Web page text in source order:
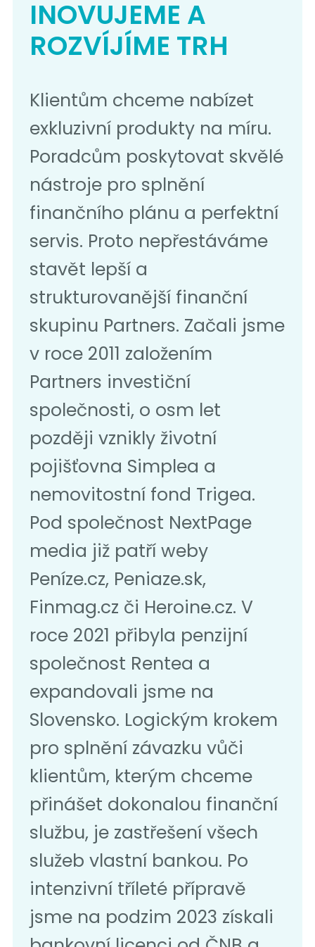
INOVUJEME A
ROZVÍJÍME TRH
Klientům chceme nabízet
exkluzivní produkty na míru.
Poradcům poskytovat skvělé
nástroje pro splnění
finančního plánu a perfektní
servis. Proto nepřestáváme
stavět lepší a
strukturovanější finanční
skupinu Partners. Začali jsme
v roce 2011 založením
Partners investiční
společnosti, o osm let
později vznikly životní
pojišťovna Simplea a
nemovitostní fond Trigea.
Pod společnost NextPage
media již patří weby
Peníze.cz, Peniaze.sk,
Finmag.cz či Heroine.cz. V
roce 2021 přibyla penzijní
společnost Rentea a
expandovali jsme na
Slovensko. Logickým krokem
pro splnění závazku vůči
klientům, kterým chceme
přinášet dokonalou finanční
službu, je zastřešení všech
služeb vlastní bankou. Po
intenzivní tříleté přípravě
jsme na podzim 2023 získali